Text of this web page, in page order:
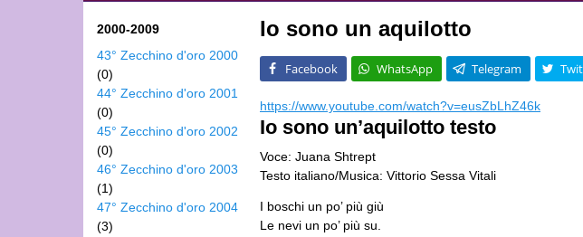
Io sono un aquilotto
Facebook WhatsApp Telegram
https://www.youtube.com/watch?v=eusZbLhZ46k
Io sono un’aquilotto testo
Voce: Juana Shtrept
Testo italiano/Musica: Vittorio Sessa Vitali
I boschi un po’ più giù
Le nevi un po’ più su.
2000-2009
43° Zecchino d'oro 2000
(0)
44° Zecchino d'oro 2001
(0)
45° Zecchino d'oro 2002
(0)
46° Zecchino d'oro 2003
(1)
47° Zecchino d'oro 2004
(3)